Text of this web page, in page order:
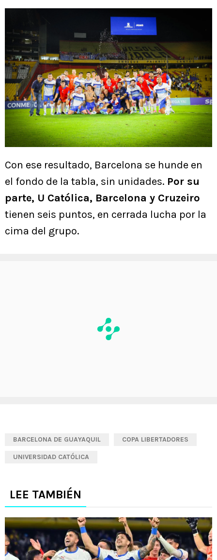
Con ese resultado, Barcelona se hunde en
el fondo de la tabla, sin unidades. Por su
parte, U Católica, Barcelona y Cruzeiro
tienen seis puntos, en cerrada lucha por la
cima del grupo.
BARCELONA DE GUAYAQUIL COPA LIBERTADORES
UNIVERSIDAD CATÓLICA
LEE TAMBIÉN